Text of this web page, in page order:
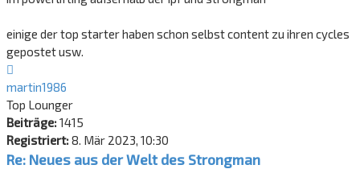
einige der top starter haben schon selbst content zu ihren cycles
gepostet usw.
oben
martin1986
Top Lounger
Beiträge:1415
Registriert:8. Mär 2023, 10:30
Re: Neues aus der Welt des Strongman